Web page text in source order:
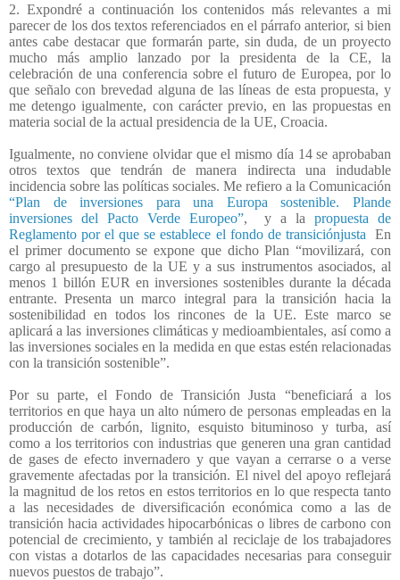
2. Expondré a continuación los contenidos más relevantes a mi
parecer de los dos textos referenciados en el párrafo anterior, si bien
antes cabe destacar que formarán parte, sin duda, de un proyecto
mucho más amplio lanzado por la presidenta de la CE, la
celebración de una conferencia sobre el futuro de Europea, por lo
que señalo con brevedad alguna de las líneas de esta propuesta, y
me detengo igualmente, con carácter previo, en las propuestas en
materia social de la actual presidencia de la UE, Croacia.
Igualmente, no conviene olvidar que el mismo día 14 se aprobaban
otros textos que tendrán de manera indirecta una indudable
incidencia sobre las políticas sociales. Me refiero a la Comunicación
“Plan de inversiones para una Europa sostenible. Plande
inversiones del Pacto Verde Europeo”, y a lapropuesta de
Reglamento por el que se establece el fondo de transiciónjusta En
el primer documento se expone que dicho Plan “movilizará, con
cargo al presupuesto de la UE y a sus instrumentos asociados, al
menos 1 billón EUR en inversiones sostenibles durante la década
entrante. Presenta un marco integral para la transición hacia la
sostenibilidad en todos los rincones de la UE. Este marco se
aplicará a las inversiones climáticas y medioambientales, así como a
las inversiones sociales en la medida en que estas estén relacionadas
con la transición sostenible”.
Por su parte, el Fondo de Transición Justa “beneficiará a los
territorios en que haya un alto número de personas empleadas en la
producción de carbón, lignito, esquisto bituminoso y turba, así
como a los territorios con industrias que generen una gran cantidad
de gases de efecto invernadero y que vayan a cerrarse o a verse
gravemente afectadas por la transición. El nivel del apoyo reflejará
la magnitud de los retos en estos territorios en lo que respecta tanto
a las necesidades de diversificación económica como a las de
transición hacia actividades hipocarbónicas o libres de carbono con
potencial de crecimiento, y también al reciclaje de los trabajadores
con vistas a dotarlos de las capacidades necesarias para conseguir
nuevos puestos de trabajo”.